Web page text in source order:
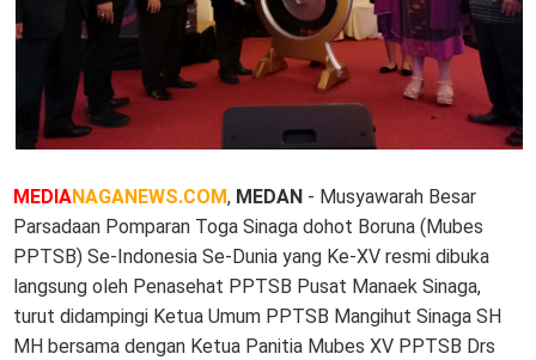
MEDIANAGANEWS.COM, MEDAN - Musyawarah Besar
Parsadaan Pomparan Toga Sinaga dohot Boruna (Mubes
PPTSB) Se-Indonesia Se-Dunia yang Ke-XV resmi dibuka
langsung oleh Penasehat PPTSB Pusat Manaek Sinaga,
turut didampingi Ketua Umum PPTSB Mangihut Sinaga SH
MH bersama dengan Ketua Panitia Mubes XV PPTSB Drs